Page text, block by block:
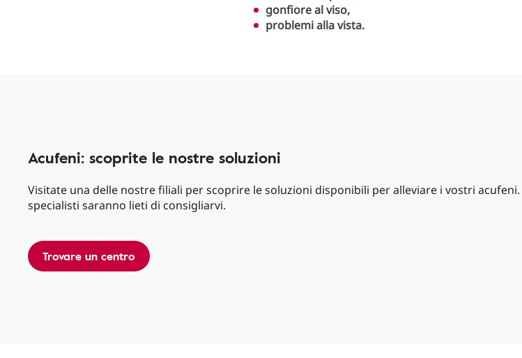
gonfiore al viso,
problemi alla vista.
Acufeni: scoprite le nostre soluzioni
Visitate una delle nostre filiali per scoprire le soluzioni disponibili per alleviare i vostri
specialisti saranno lieti di consigliarvi.
Trovare un centro